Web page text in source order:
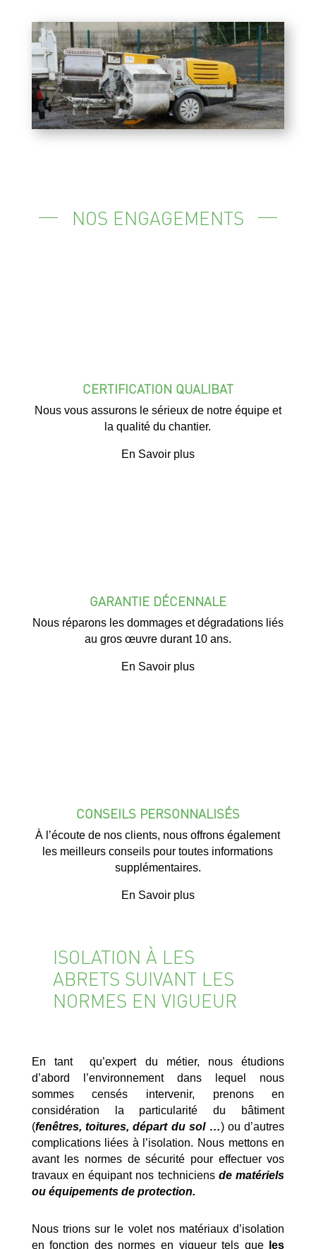
NOS ENGAGEMENTS
CERTIFICATION QUALIBAT
Nous vous assurons le sérieux de notre équipe et
la qualité du chantier.
En Savoir plus
GARANTIE DÉCENNALE
Nous réparons les dommages et dégradations liés
au gros œuvre durant 10 ans.
En Savoir plus
CONSEILS PERSONNALISÉS
À l’écoute de nos clients, nous offrons également
les meilleurs conseils pour toutes informations
supplémentaires.
En Savoir plus
ISOLATION À LES
ABRETS SUIVANT LES
NORMES EN VIGUEUR
En tant qu’expert du métier, nous étudions
d’abord l’environnement dans lequel nous
sommes censés intervenir, prenons en
considération la particularité du bâtiment
(fenêtres, toitures, départ du sol …) ou d’autres
complications liées à l’isolation. Nous mettons en
avant les normes de sécurité pour effectuer vos
travaux en équipant nos techniciens de matériels
ou équipements de protection.
Nous trions sur le volet nos matériaux d’isolation
en fonction des normes en vigueur tels queles